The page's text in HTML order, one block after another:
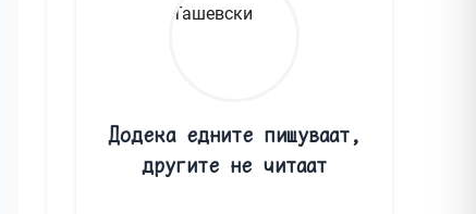
Додека едните пишуваат,
другите не читаат